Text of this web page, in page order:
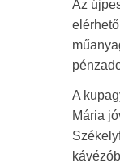
Az
A
Mária